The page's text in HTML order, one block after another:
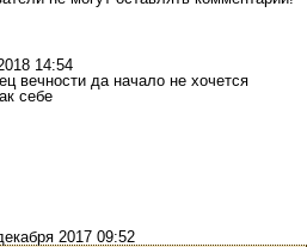
14:54
вечности да начало не хочется
себе
2017 09:52